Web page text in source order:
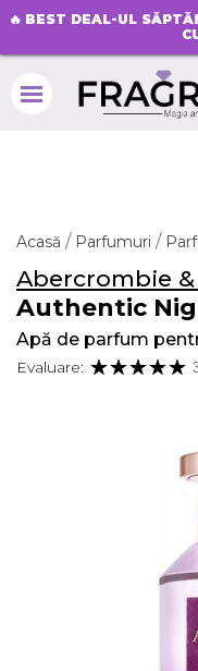
🔥 BEST DEAL-UL
Acasă Parfumuri
Abercrombie
Authentic
Apă de parfum
Evaluare: